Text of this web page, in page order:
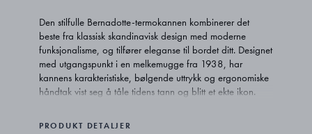
Den stilfulle Bernadotte-termokannen kombinerer det
beste fra klassisk skandinavisk design med moderne
funksjonalisme, og tilfører eleganse til bordet ditt. Designet
med utgangspunkt i en melkemugge fra 1938, har
kannens karakteristiske, bølgende uttrykk og ergonomiske
håndtak vist seg å tåle tidens tann og blitt et ekte ikon.
Den svenske prinsen, Sigvard Bernadotte, designet mange
PRODUKT DETALJER